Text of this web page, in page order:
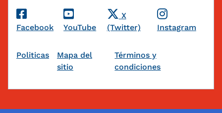
Redes Sociales
Facebook YouTube
X
(Twitter)
Instagram
Pie de página
Politicas
Mapa del
sitio
Términos y
condiciones